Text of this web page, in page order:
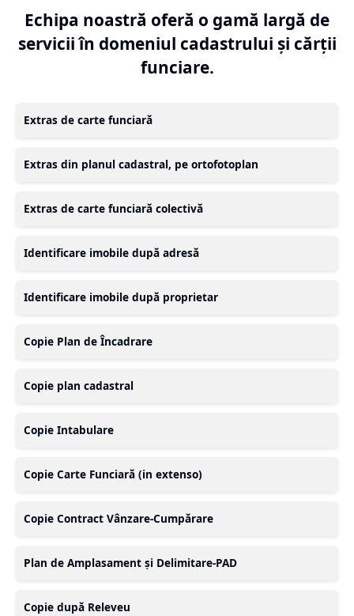
Echipa noastră oferă o gamă largă de
servicii în domeniul cadastrului și cărții
funciare.
Extras de carte funciară
Extras din planul cadastral, pe ortofotoplan
Extras de carte funciară colectivă
Identificare imobile după adresă
Identificare imobile după proprietar
Copie Plan de Încadrare
Copie plan cadastral
Copie Intabulare
Copie Carte Funciară (in extenso)
Copie Contract Vânzare-Cumpărare
Plan de Amplasament și Delimitare-PAD
Copie după Releveu